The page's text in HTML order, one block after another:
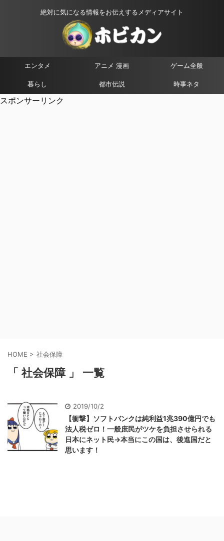
絶対に気になる情報をお伝えするメディアサイト
エンタメ アニメ 漫画 ゲーム全般
暮らし 都市伝説 時事ネタ
スポンサーリンク
HOME > 社会保障
「 社会保障 」 一覧
2019/10/2
【衝撃】ソフトバンクは純利益1兆390億円でも
法人税ゼロ！一般庶民がツケを負担させられる
日本にネット民→本当にこの国は、後進国だと
思います！